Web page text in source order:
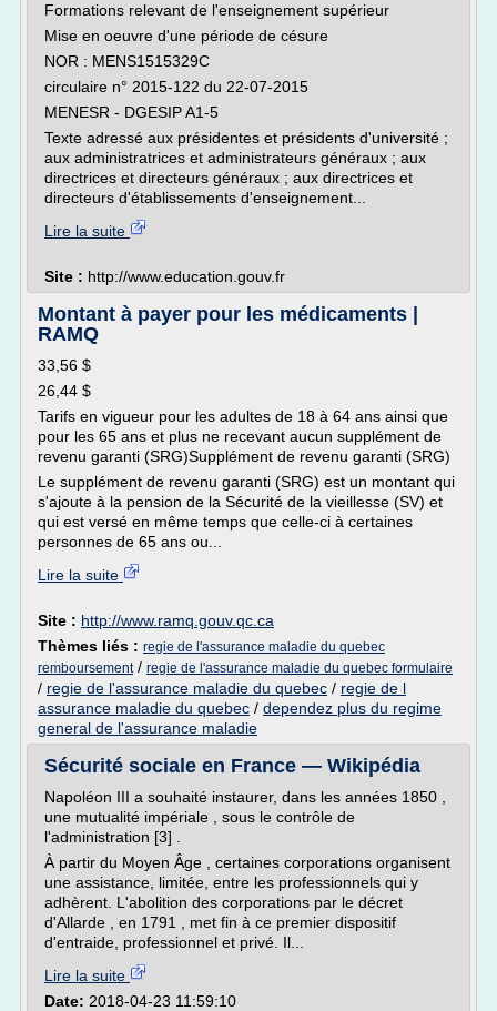
Formations relevant de l'enseignement supérieur
Mise en oeuvre d'une période de césure
NOR : MENS1515329C
circulaire n° 2015-122 du 22-07-2015
MENESR - DGESIP A1-5
Texte adressé aux présidentes et présidents d'université ;
aux administratrices et administrateurs généraux ; aux
directrices et directeurs généraux ; aux directrices et
directeurs d'établissements d'enseignement...
Lire la suite
Site : http://www.education.gouv.fr
Montant à payer pour les médicaments |
RAMQ
33,56 $
26,44 $
Tarifs en vigueur pour les adultes de 18 à 64 ans ainsi que
pour les 65 ans et plus ne recevant aucun supplément de
revenu garanti (SRG)Supplément de revenu garanti (SRG)
Le supplément de revenu garanti (SRG) est un montant qui
s'ajoute à la pension de la Sécurité de la vieillesse (SV) et
qui est versé en même temps que celle-ci à certaines
personnes de 65 ans ou...
Lire la suite
Site : http://www.ramq.gouv.qc.ca
Thèmes liés : regie de l'assurance maladie du quebec
remboursement/ regie de l'assurance maladie du quebec formulaire
/ regie de l'assurance maladie du quebec / regie de l
assurance maladie du quebec / dependez plus du regime
general de l'assurance maladie
Sécurité sociale en France — Wikipédia
Napoléon III a souhaité instaurer, dans les années 1850 ,
une mutualité impériale , sous le contrôle de
l'administration [3] .
À partir du Moyen Âge , certaines corporations organisent
une assistance, limitée, entre les professionnels qui y
adhèrent. L'abolition des corporations par le décret
d'Allarde , en 1791 , met fin à ce premier dispositif
d'entraide, professionnel et privé. Il...
Lire la suite
Date: 2018-04-23 11:59:10